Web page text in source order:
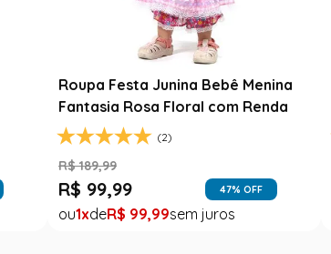
Roupa Festa Junina Bebê Menina
Fantasia Rosa Floral com Renda
(2)
R$ 189,99
R$ 99,99 47% OFF
1 R$ 99,99